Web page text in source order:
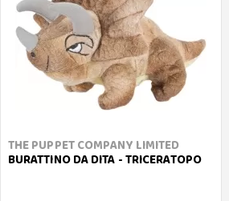
THE PUPPET COMPANY LIMITED
BURATTINO DA DITA - TRICERATOPO